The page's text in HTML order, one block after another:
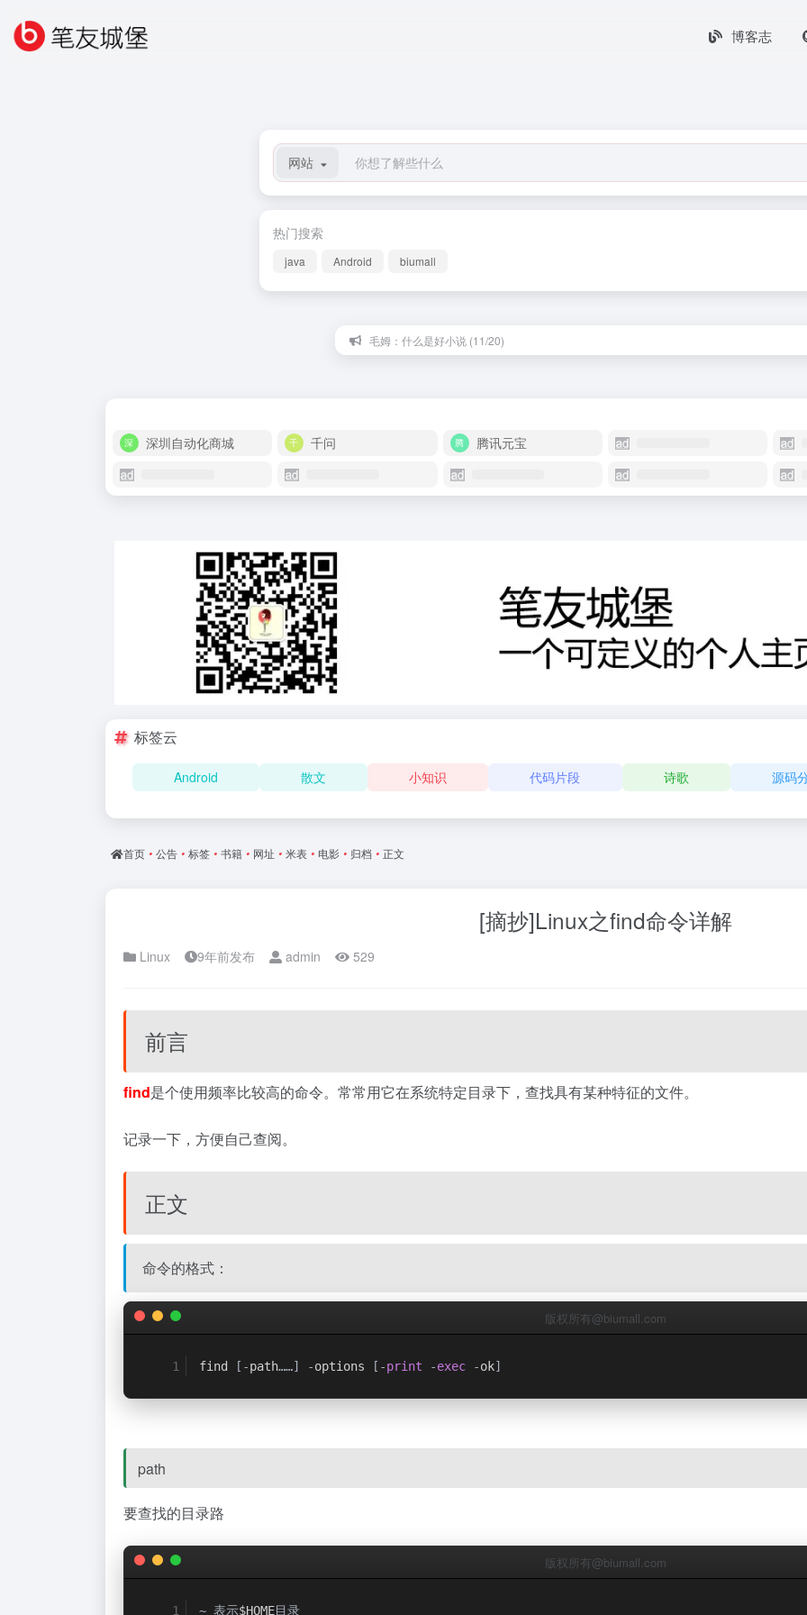
博客志
网站
热门搜索
java Android biumall
毛姆：什么是好小说 (11/20)
深圳自动化商城 千问 腾讯元宝
标签云
Android 散文 小知识 代码片段 诗歌 源码
首页 • 公告 • 标签 • 书籍 • 网址 • 米表 • 电影 • 归档 • 正文
[摘抄]Linux之find命令详解
Linux 9年前发布 admin 529
前言
find是个使用频率比较高的命令。常常用它在系统特定目录下，查找具有某种特征的文件。
记录一下，方便自己查阅。
正文
命令的格式：
版权所有@biumall.com
find [-path……] -options [-print -exec -ok]
path
要查找的目录路
版权所有@biumall.com
~ 表示$HOME目录